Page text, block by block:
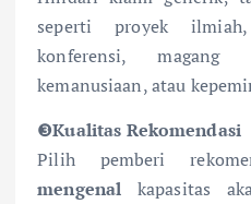
seperti proyek
konferensi, magang
kemanusiaan, atau
❸Kualitas Rekomendasi
Pilih pemberi
mengenal kapasitas